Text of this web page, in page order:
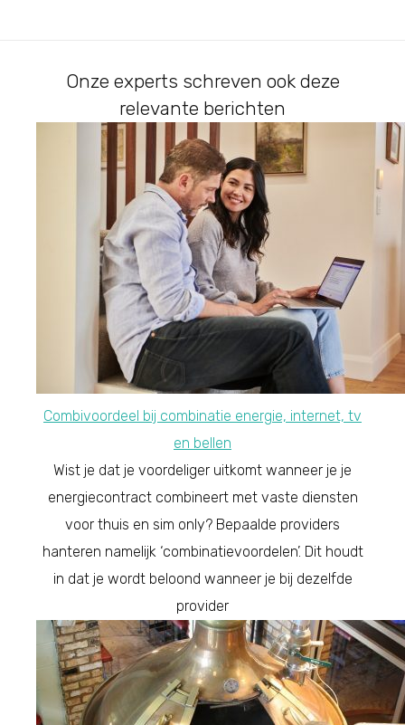
Onze experts schreven ook deze
relevante berichten
Combivoordeel bij combinatie energie, internet, tv
en bellen
Wist je dat je voordeliger uitkomt wanneer je je
energiecontract combineert met vaste diensten
voor thuis en sim only? Bepaalde providers
hanteren namelijk ‘combinatievoordelen’. Dit houdt
in dat je wordt beloond wanneer je bij dezelfde
provider